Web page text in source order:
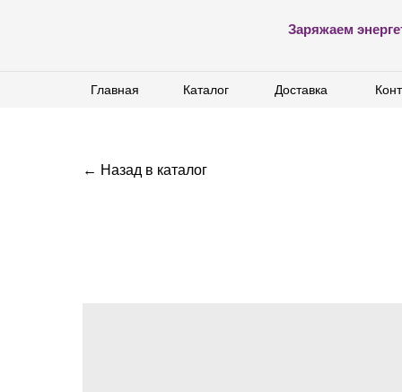
Заряжаем
Доставка
Каталог
Главная Доставка
Каталог
Главная
← Назад в каталог